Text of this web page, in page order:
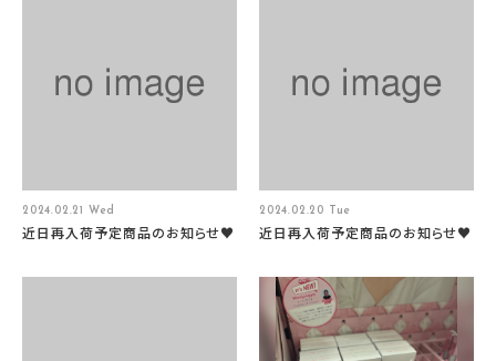
2024.02.21 Wed
近日再入荷予定商品のお知らせ♥
2024.02.20 Tue
近日再入荷予定商品のお知らせ♥